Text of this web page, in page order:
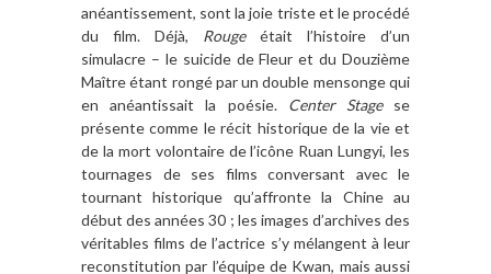
anéantissement, sont la joie triste et le procédé
du film. Déjà, Rouge était l’histoire d’un
simulacre – le suicide de Fleur et du Douzième
Maître étant rongé par un double mensonge qui
en anéantissait la poésie. Center Stagese
présente comme le récit historique de la vie et
de la mort volontaire de l’icône Ruan Lungyi, les
tournages de ses films conversant avec le
tournant historique qu’affronte la Chine au
début des années 30 ; les images d’archives des
véritables films de l’actrice s’y mélangent à leur
reconstitution par l’équipe de Kwan, mais aussi